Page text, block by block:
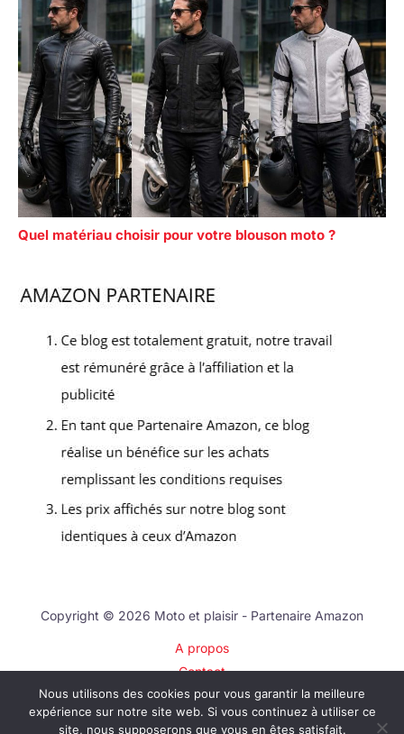
Quel matériau choisir pour votre blouson moto ?
Copyright © 2026 Moto et plaisir - Partenaire Amazon
A propos
Contact
Plan du site
Mentions légales
Nous utilisons des cookies pour vous garantir la meilleure
expérience sur notre site web. Si vous continuez à utiliser ce
site, nous supposerons que vous en êtes satisfait.